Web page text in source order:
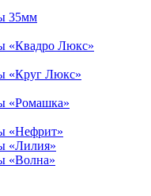
35мм
«Квадро Люкс»
«Круг Люкс»
«Ромашка»
«Нефрит»
«Лилия»
«Волна»